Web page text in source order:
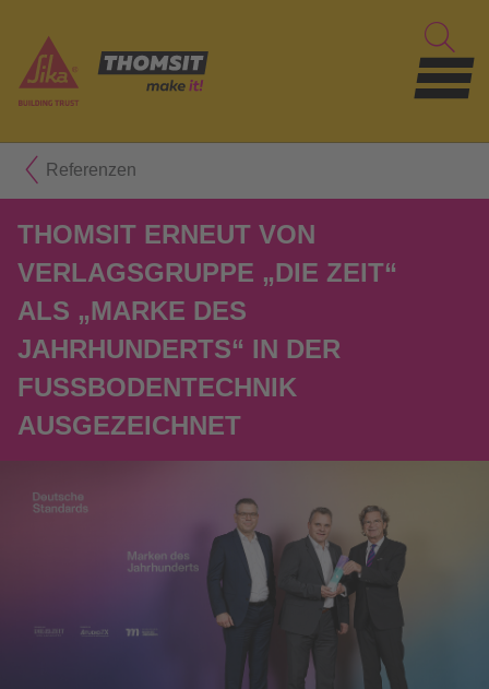
Referenzen
THOMSIT ERNEUT VON
VERLAGSGRUPPE „DIE ZEIT“
ALS „MARKE DES
JAHRHUNDERTS“ IN DER
FUSSBODENTECHNIK A
USGEZEICHNET